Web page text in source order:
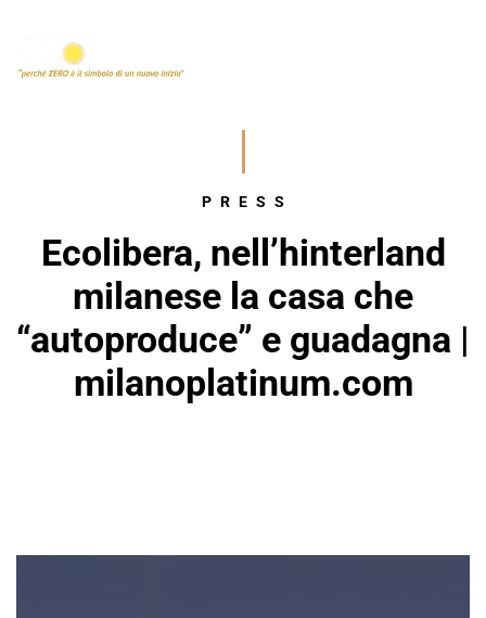
PRESS
Ecolibera, nell’hinterland
milanese la casa che
“autoproduce” e guadagna |
milanoplatinum.com